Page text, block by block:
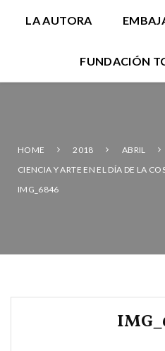
LA AUTORA
FUNDACIÓN
HOME 2018 ABRIL
CIENCIA Y ARTE EN EL DÍA DE LA
IMG_6846